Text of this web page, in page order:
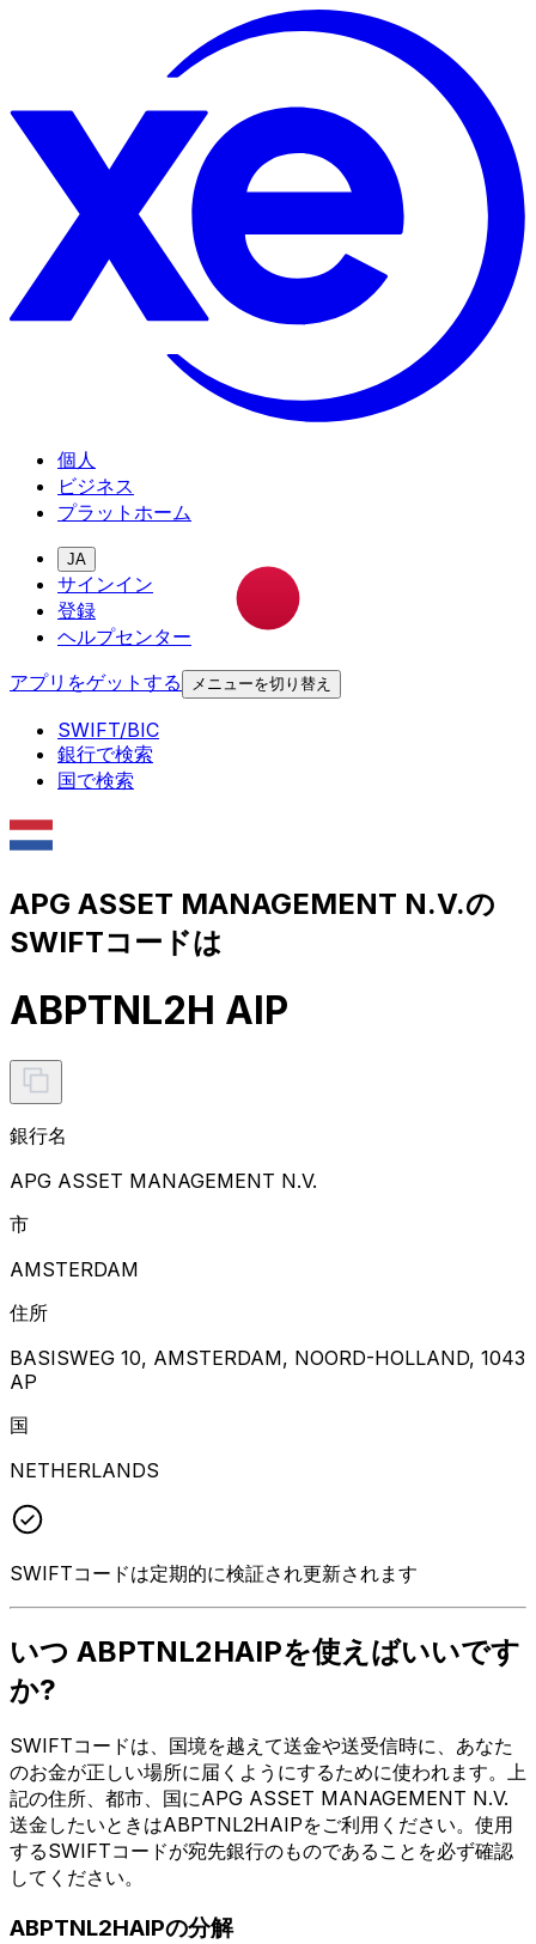
個人
ビジネス
プラットホーム
JA
サインイン
登録
ヘルプセンター
アプリをゲットする
メニューを切り替え
SWIFT/BIC
銀行で検索
国で検索
APG ASSET MANAGEMENT N.V.の
SWIFTコードは
ABPTNL2H AIP
銀行名
APG ASSET MANAGEMENT N.V.
市
AMSTERDAM
住所
BASISWEG 10, AMSTERDAM, NOORD-HOLLAND, 1043
AP
国
NETHERLANDS
SWIFTコードは定期的に検証され更新されます
いつ ABPTNL2HAIPを使えばいいです
か?
SWIFTコードは、国境を越えて送金や送受信時に、あなた
のお金が正しい場所に届くようにするために使われます。上
記の住所、都市、国にAPG ASSET MANAGEMENT N.V.
送金したいときはABPTNL2HAIPをご利用ください。使用
するSWIFTコードが宛先銀行のものであることを必ず確認
してください。
ABPTNL2HAIPの分解